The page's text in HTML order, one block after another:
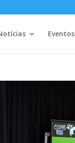
Eventos